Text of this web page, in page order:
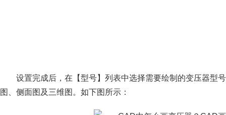
设置完成后，在【型号】列表中选择需要绘制的变压器型
图、侧面图及三维图。如下图所示：